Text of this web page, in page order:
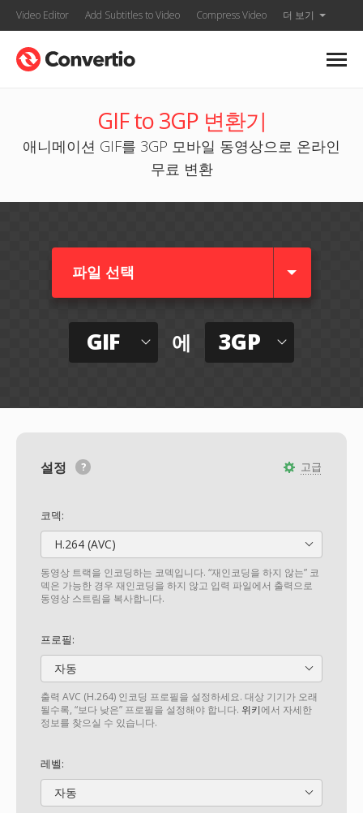
Video Editor Add Subtitles to Video Compress Video 더 보기
GIF to 3GP 변환기
애니메이션 GIF를 3GP 모바일 동영상으로 온라인
무료 변환
파일 선택
GIF 에 3GP
고급
설정
코덱:
H.264 (AVC)
동영상 트랙을 인코딩하는 코덱입니다. “재인코딩을 하지 않는” 코
덱은 가능한 경우 재인코딩을 하지 않고 입력 파일에서 출력으로
동영상 스트림을 복사합니다.
프로필:
자동
출력 AVC (H.264) 인코딩 프로필을 설정하세요. 대상 기기가 오래
될수록, “보다 낮은” 프로필을 설정해야 합니다. 위키에서 자세한
정보를 찾으실 수 있습니다.
레벨:
자동